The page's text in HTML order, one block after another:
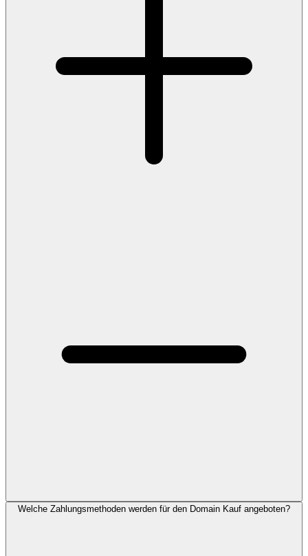
Welche Zahlungsmethoden werden für den Domain Kauf angeboten?